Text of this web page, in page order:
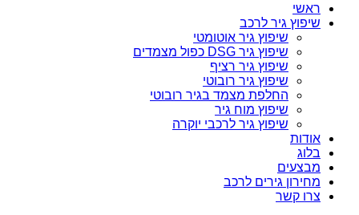
ראשי
שיפוץ גיר לרכב
שיפוץ גיר אוטומטי
שיפוץ גיר DSG כפול מצמדים
שיפוץ גיר רציף
שיפוץ גיר רובוטי
החלפת מצמד בגיר רובוטי
שיפוץ מוח גיר
שיפוץ גיר לרכבי יוקרה
אודות
בלוג
מבצעים
מחירון גירים לרכב
צרו קשר